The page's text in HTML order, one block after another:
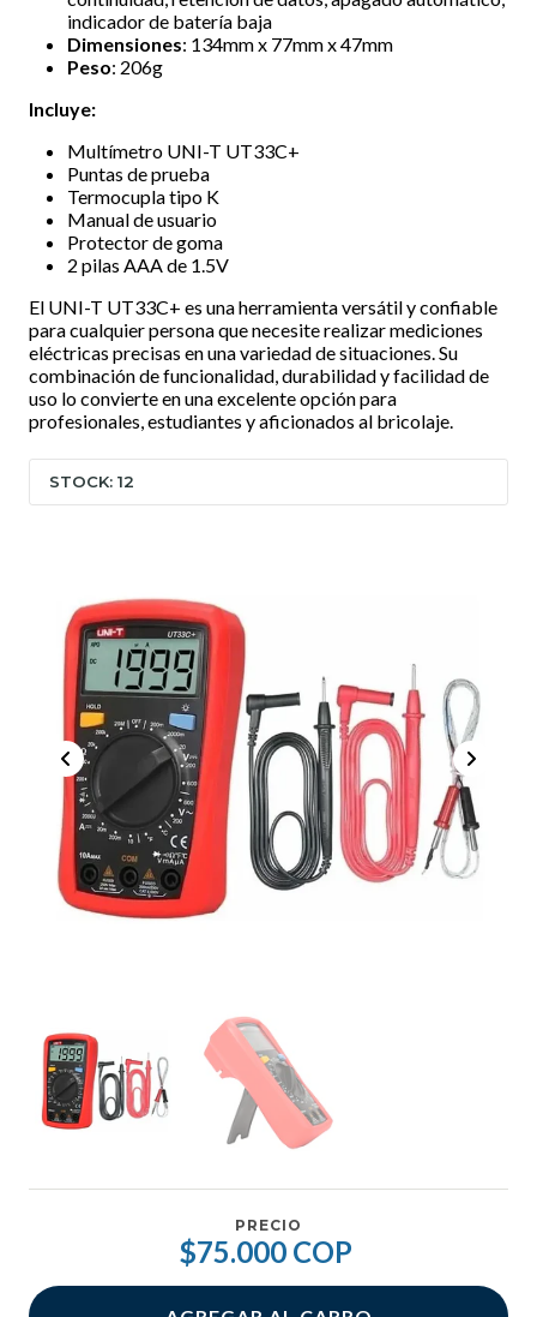
indicador de batería baja
Dimensiones: 134mm x 77mm x 47mm
Peso: 206g
Incluye:
Multímetro UNI-T UT33C+
Puntas de prueba
Termocupla tipo K
Manual de usuario
Protector de goma
2 pilas AAA de 1.5V
El UNI-T UT33C+ es una herramienta versátil y confiable
para cualquier persona que necesite realizar mediciones
eléctricas precisas en una variedad de situaciones. Su
combinación de funcionalidad, durabilidad y facilidad de
uso lo convierte en una excelente opción para
profesionales, estudiantes y aficionados al bricolaje.
STOCK: 12
PRECIO
$75.000 COP